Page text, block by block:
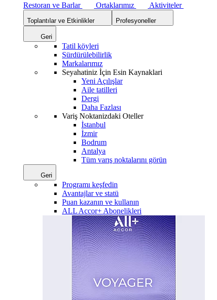
Restoran ve Barlar
Ortaklarımız Aktiviteler
Toplantılar ve Etkinlikler Profesyoneller
Geri
Tatil köyleri
Sürdürülebilirlik
Markalarımız
Seyahatiniz İçin Esin Kaynaklari
Yeni Açılışlar
Aile tatilleri
Dergi
Daha Fazlası
Variş Noktanizdaki Oteller
İstanbul
İzmir
Bodrum
Antalya
Tüm varış noktalarını görün
Geri
Programı keşfedin
Avantajlar ve statü
Puan kazanın ve kullanın
ALL Accor+ Abonelikleri